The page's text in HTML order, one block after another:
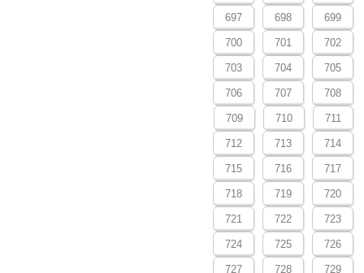
697 698 699
700 701 702
703 704 705
706 707 708
709 710 711
712 713 714
715 716 717
718 719 720
721 722 723
724 725 726
727 728 729